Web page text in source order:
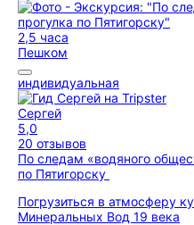
2,5 часа
Пешком
индивидуальная
Сергей
5,0
20 отзывов
По следам «водяного
по Пятигорску
Погрузиться в атмосферу
Минеральных Вод 19 века